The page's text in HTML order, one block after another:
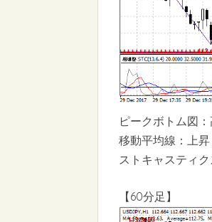
ピークボトム図
移動平均線：上
ストキャスティ
【60分足】